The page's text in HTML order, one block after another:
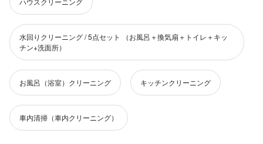
水回りクリーニング / 5点セット （お風呂＋換気扇＋トイレ＋キッ
チン+洗面所）
お風呂（浴室）クリーニング キッチンクリーニング
車内清掃（車内クリーニング）